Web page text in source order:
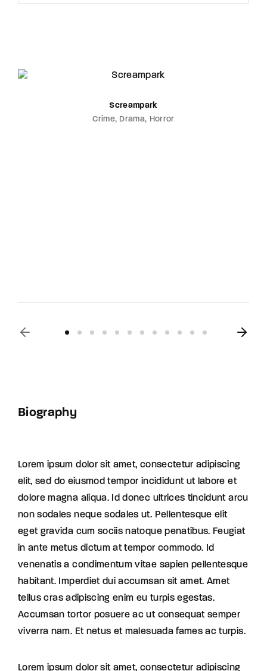
Screampark
Crime Drama Horror
Biography
Lorem ipsum dolor sit amet, consectetur adipiscing
elit, sed do eiusmod tempor incididunt ut labore et
dolore magna aliqua. Id donec ultrices tincidunt arcu
non sodales neque sodales ut. Pellentesque elit
eget gravida cum sociis natoque penatibus. Feugiat
in ante metus dictum at tempor commodo. Id
venenatis a condimentum vitae sapien pellentesque
habitant. Imperdiet dui accumsan sit amet. Amet
tellus cras adipiscing enim eu turpis egestas.
Accumsan tortor posuere ac ut consequat semper
viverra nam. Et netus et malesuada fames ac turpis.
Lorem ipsum dolor sit amet, consectetur adipiscing